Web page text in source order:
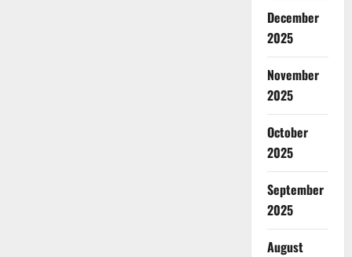
December
2025
November
2025
October
2025
September
2025
August